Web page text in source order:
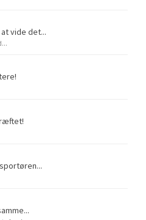
vide det...